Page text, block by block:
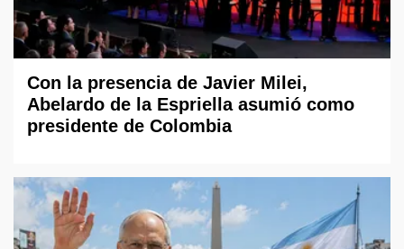
Con la presencia de Javier Milei,
Abelardo de la Espriella asumió como
presidente de Colombia